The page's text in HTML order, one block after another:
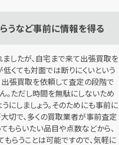
うなど事前に情報を得る
したが、自宅まで来て出張買取を
くても対面では断りにくいという
出張買取を依頼して査定の段階で
。ただし時間を無駄にしないため
にしましょう。そのためにも事前に
切で、多くの買取業者が事前査定
もらいたい品目や点数などから、
らうことは可能ですので、気軽に